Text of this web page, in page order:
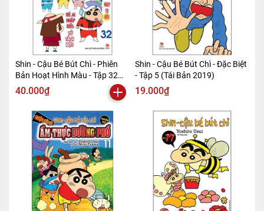
Shin - Cậu Bé Bút Chì - Phiên
Bản Hoạt Hình Màu - Tập 32
(Tái Bản 2019)
40.000₫
Shin - Cậu Bé Bút Chì - Đặc Biệt
- Tập 5 (Tái Bản 2019)
19.000₫